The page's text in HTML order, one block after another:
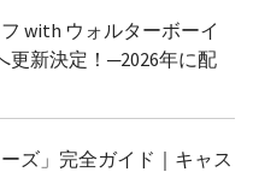
with ウォルターボーイ
更新決定！─2026年に配
ズ」完全ガイド｜キャス